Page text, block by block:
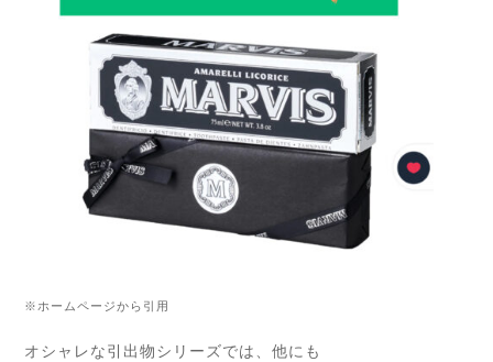
※ホームページから引用
オシャレな引出物シリーズでは、他にも